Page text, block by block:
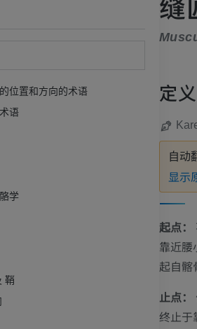
位置和方向的术语
语
学
鞘
定义
自动
显示
起点：
靠近
起自髂
止点：
终止于